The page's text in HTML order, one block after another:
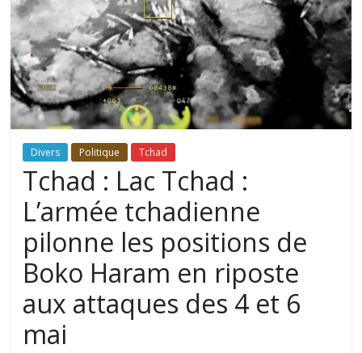
Divers Politique Tchad
Tchad : Lac Tchad :
L’armée tchadienne
pilonne les positions de
Boko Haram en riposte
aux attaques des 4 et 6
mai